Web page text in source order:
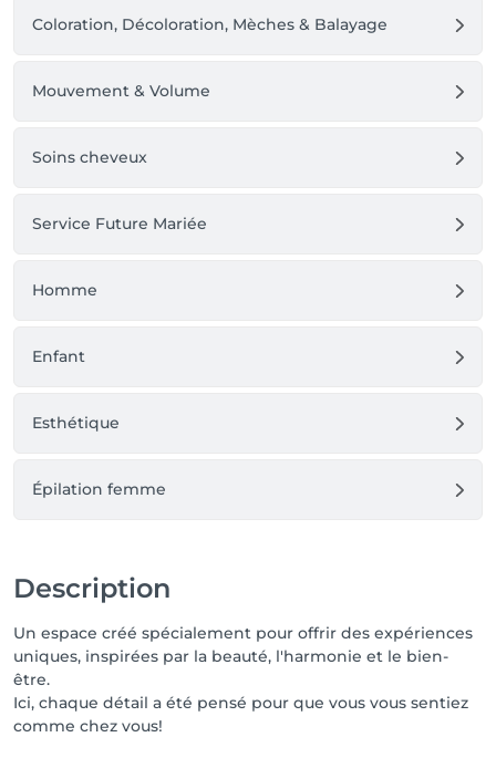
Coloration, Décoloration, Mèches & Balayage
Mouvement & Volume
Soins cheveux
Service Future Mariée
Homme
Enfant
Esthétique
Épilation femme
Description
Un espace créé spécialement pour offrir des expériences
uniques, inspirées par la beauté, l'harmonie et le bien-
être.
Ici, chaque détail a été pensé pour que vous vous sentiez
comme chez vous!